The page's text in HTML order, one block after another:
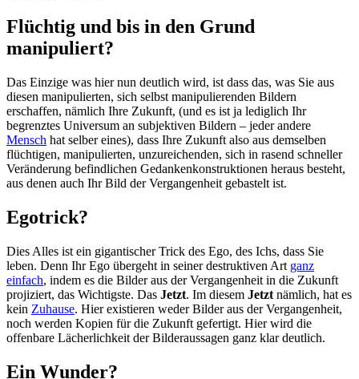
Flüchtig und bis in den Grund
manipuliert?
Das Einzige was hier nun deutlich wird, ist dass das, was Sie aus
diesen manipulierten, sich selbst manipulierenden Bildern
erschaffen, nämlich Ihre Zukunft, (und es ist ja lediglich Ihr
begrenztes Universum an subjektiven Bildern – jeder andere
Mensch hat selber eines), dass Ihre Zukunft also aus demselben
flüchtigen, manipulierten, unzureichenden, sich in rasend schneller
Veränderung befindlichen Gedankenkonstruktionen heraus besteht,
aus denen auch Ihr Bild der Vergangenheit gebastelt ist.
Egotrick?
Dies Alles ist ein gigantischer Trick des Ego, des Ichs, dass Sie
leben. Denn Ihr Ego übergeht in seiner destruktiven Art ganz
einfach, indem es die Bilder aus der Vergangenheit in die Zukunft
projiziert, das Wichtigste. Das Jetzt. Im diesem Jetzt nämlich, hat es
kein Zuhause. Hier existieren weder Bilder aus der Vergangenheit,
noch werden Kopien für die Zukunft gefertigt. Hier wird die
offenbare Lächerlichkeit der Bilderaussagen ganz klar deutlich.
Ein Wunder?